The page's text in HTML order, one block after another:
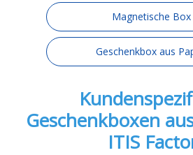
Magnetische Box
Geschenkbox aus
Geschenkboxen
ITIS